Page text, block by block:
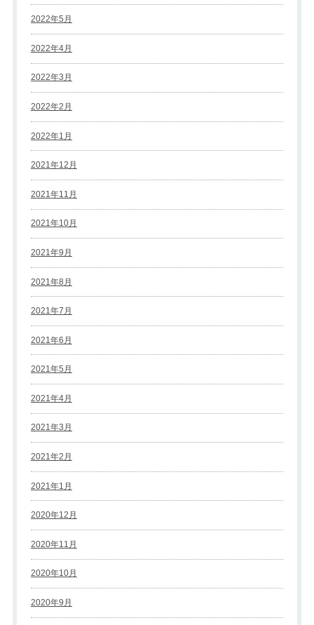
2022年5月
2022年4月
2022年3月
2022年2月
2022年1月
2021年12月
2021年11月
2021年10月
2021年9月
2021年8月
2021年7月
2021年6月
2021年5月
2021年4月
2021年3月
2021年2月
2021年1月
2020年12月
2020年11月
2020年10月
2020年9月